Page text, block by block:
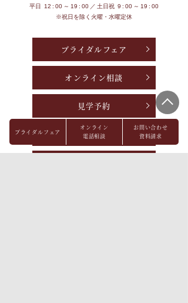
平日 12 : 00 ～ 19 : 00 ／ 土日祝 9 : 00 ～ 19 : 00
※祝日を除く火曜・水曜定休
ブライダルフェア
オンライン相談
見学予約
資料請求
ブライダルフェア
オンライン
電話相談
お問い合わせ
資料請求